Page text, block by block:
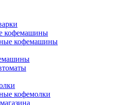
кофемашины
кофемашины
кофемолки